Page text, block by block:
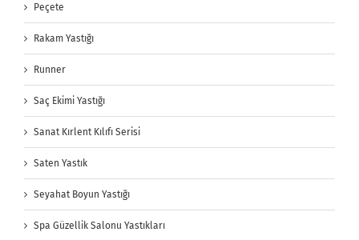
Peçete
Rakam Yastığı
Runner
Saç Ekimi Yastığı
Sanat Kırlent Kılıfı Serisi
Saten Yastık
Seyahat Boyun Yastığı
Spa Güzellik Salonu Yastıkları